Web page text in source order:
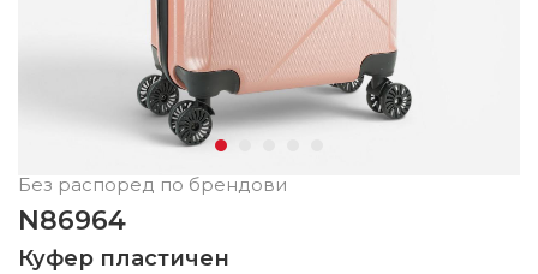
Без распоред по брендови
N86964
Куфер пластичен